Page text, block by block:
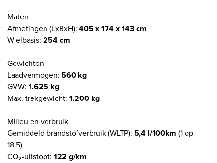
Maten
Afmetingen (LxBxH): 405 x 174 x 143 cm
Wielbasis: 254 cm
Gewichten
Laadvermogen: 560 kg
GVW: 1.625 kg
Max. trekgewicht: 1.200 kg
Milieu en verbruik
Gemiddeld brandstofverbruik (WLTP): 5,4 l/100km (1 op
18,5)
CO₂-uitstoot: 122 g/km